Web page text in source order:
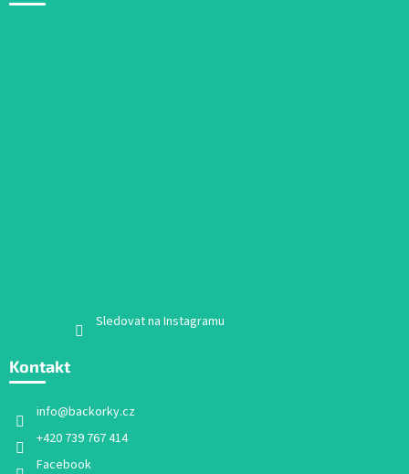
Sledovat na Instagramu
Kontakt
info@backorky.cz
+420 739 767 414
Facebook